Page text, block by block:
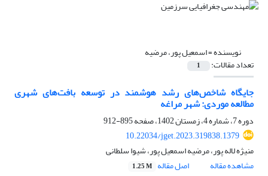
نویسنده =اسمعیل پور، مرضیه
تعداد مقالات: 1
جایگاه شاخص‌های رشد هوشمند در توسعه بافت‌های شهری
مطالعه موردی: شهر مراغه
دوره 7، شماره 4، زمستان 1402، صفحه
895-912
10.22034/jget.2023.319838.1379
منیژه لاله پور، مرضیه اسمعیل پور، شیوا سلطانی
مشاهده مقاله
اصل مقاله 1.25 M